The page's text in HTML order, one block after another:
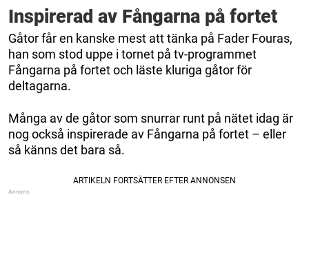
Inspirerad av Fångarna på fortet
Gåtor får en kanske mest att tänka på Fader Fouras,
han som stod uppe i tornet på tv-programmet
Fångarna på fortet och läste kluriga gåtor för
deltagarna.
Många av de gåtor som snurrar runt på nätet idag är
nog också inspirerade av Fångarna på fortet – eller
så känns det bara så.